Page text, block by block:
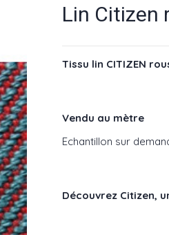
Lin Citizen
Tissu lin CITIZEN
Vendu au mètre
Echantillon sur
Découvrez Citizen,